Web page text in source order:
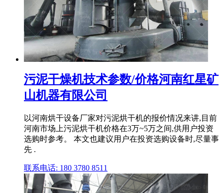
污泥干燥机技术参数/价格河南红星矿
山机器有限公司
以河南烘干设备厂家对污泥烘干机的报价情况来讲,目前
河南市场上污泥烘干机价格在3万~5万之间,供用户投资
选购时参考。 本文也建议用户在投资选购设备时,尽量事
先 .
联系电话: 180 3780 8511